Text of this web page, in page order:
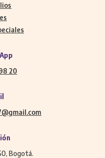
20
Bogotá.